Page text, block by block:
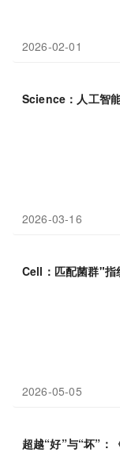
2026-02-01
Science：人工智
2026-03-16
Cell：匹配菌群"指
2026-05-05
超越“好”与“坏”：